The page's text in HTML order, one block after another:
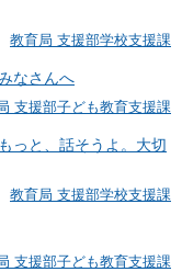
教育局 支援部学校支援課
なさんへ
支援部子ども教育支援課
っと、話そうよ。大切
教育局 支援部学校支援課
支援部子ども教育支援課